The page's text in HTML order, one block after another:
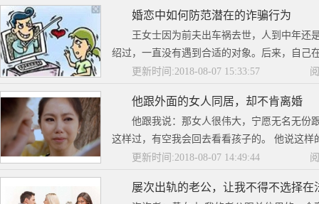
婚恋中如何防范潜在的诈骗行为
王女士因为前夫出车祸去世，人到中年还
绍过，一直没有遇到合适的对象。后来，自己
更新时间:2018-08-07 15:33:57
他跟外面的女人同居，却不肯离婚
他跟我说：那女人很伟大，宁愿无名无份
这样过，有空我会回去看看孩子的。 他说这
更新时间:2018-08-07 14:49:44
屡次出轨的老公，让我不得不选择在